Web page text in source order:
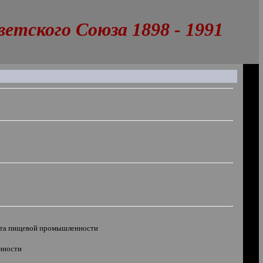
Союза 1898 - 1991
пищевой промышленности